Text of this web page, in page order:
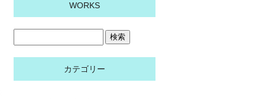
WORKS
カテゴリー